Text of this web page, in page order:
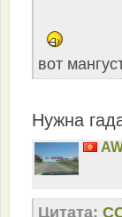
вот
Нужна
Цитата: